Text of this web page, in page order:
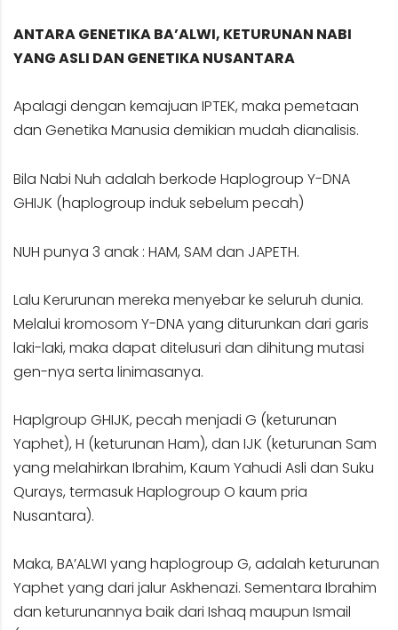
ANTARA GENETIKA BA’ALWI, KETURUNAN NABI
YANG ASLI DAN GENETIKA NUSANTARA
Apalagi dengan kemajuan IPTEK, maka pemetaan
dan Genetika Manusia demikian mudah dianalisis.
Bila Nabi Nuh adalah berkode Haplogroup Y-DNA
GHIJK (haplogroup induk sebelum pecah)
NUH punya 3 anak : HAM, SAM dan JAPETH.
Lalu Kerurunan mereka menyebar ke seluruh dunia.
Melalui kromosom Y-DNA yang diturunkan dari garis
laki-laki, maka dapat ditelusuri dan dihitung mutasi
gen-nya serta linimasanya.
Haplgroup GHIJK, pecah menjadi G (keturunan
Yaphet), H (keturunan Ham), dan IJK (keturunan Sam
yang melahirkan Ibrahim, Kaum Yahudi Asli dan Suku
Qurays, termasuk Haplogroup O kaum pria
Nusantara).
Maka, BA’ALWI yang haplogroup G, adalah keturunan
Yaphet yang dari jalur Askhenazi. Sementara Ibrahim
dan keturunannya baik dari Ishaq maupun Ismail